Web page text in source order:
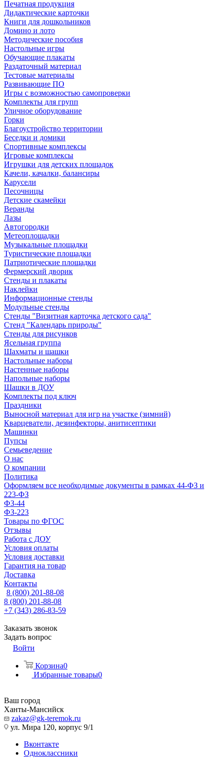
Печатная продукция
Дидактические карточки
Книги для дошкольников
Домино и лото
Методические пособия
Настольные игры
Обучающие плакаты
Раздаточный материал
Тестовые материалы
Развивающие ПО
Игры с возможностью самопроверки
Комплекты для групп
Уличное оборудование
Горки
Благоустройство территории
Беседки и домики
Спортивные комплексы
Игровые комплексы
Игрушки для детских площадок
Качели, качалки, балансиры
Карусели
Песочницы
Детские скамейки
Веранды
Лазы
Автогородки
Метеоплощадки
Музыкальные площадки
Туристические площадки
Патриотические площадки
Фермерский дворик
Стенды и плакаты
Наклейки
Информационные стенды
Модульные стенды
Стенды "Визитная карточка детского сада"
Стенд "Календарь природы"
Стенды для рисунков
Ясельная группа
Шахматы и шашки
Настольные наборы
Настенные наборы
Напольные наборы
Шашки в ДОУ
Комплекты под ключ
Праздники
Выносной материал для игр на участке (зимний)
Кварцеватели, дезинфекторы, анитисептики
Машинки
Пупсы
Семьеведение
О нас
О компании
Политика
Оформляем все необходимые документы в рамках 44-ФЗ и
223-ФЗ
ФЗ-44
ФЗ-223
Товары по ФГОС
Отзывы
Работа с ДОУ
Условия оплаты
Условия доставки
Гарантия на товар
Доставка
Контакты
8 (800) 201-88-08
8 (800) 201-88-08
+7 (343) 286-83-59
Заказать звонок
Задать вопрос
Войти
Корзина0
Избранные товары0
Ваш город
Ханты-Мансийск
zakaz@gk-teremok.ru
ул. Мира 120, корпус 9/1
Вконтакте
Одноклассники